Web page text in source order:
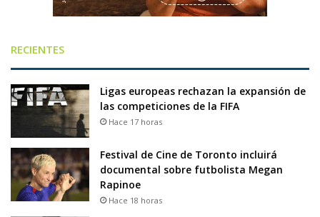
RECIENTES
Ligas europeas rechazan la expansión de
las competiciones de la FIFA
Hace 17 horas
Festival de Cine de Toronto incluirá
documental sobre futbolista Megan
Rapinoe
Hace 18 horas